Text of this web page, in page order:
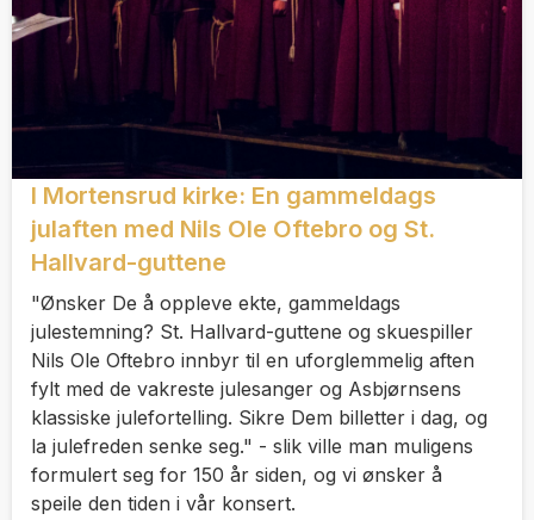
I Mortensrud kirke: En gammeldags
julaften med Nils Ole Oftebro og St.
Hallvard-guttene
"Ønsker De å oppleve ekte, gammeldags
julestemning? St. Hallvard-guttene og skuespiller
Nils Ole Oftebro innbyr til en uforglemmelig aften
fylt med de vakreste julesanger og Asbjørnsens
klassiske julefortelling. Sikre Dem billetter i dag, og
la julefreden senke seg." - slik ville man muligens
formulert seg for 150 år siden, og vi ønsker å
speile den tiden i vår konsert.